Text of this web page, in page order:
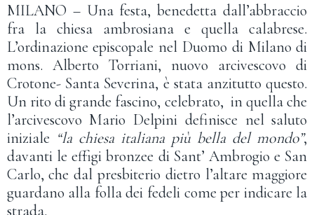
MILANO – Una festa, benedetta dall’abbraccio
fra la chiesa ambrosiana e quella calabrese.
L’ordinazione episcopale nel Duomo di Milano di
mons. Alberto Torriani, nuovo arcivescovo di
Crotone- Santa Severina, è stata anzitutto questo.
Un rito di grande fascino, celebrato, in quella che
l’arcivescovo Mario Delpini definisce nel saluto
iniziale “la chiesa italiana più bella del mondo”,
davanti le effigi bronzee di Sant’ Ambrogio e San
Carlo, che dal presbiterio dietro l’altare maggiore
guardano alla folla dei fedeli come per indicare la
strada.